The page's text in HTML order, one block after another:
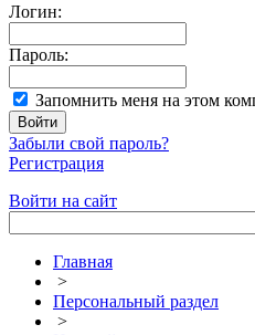
Логин:
Пароль:
Запомнить меня на этом
Забыли свой пароль?
Регистрация
Войти на сайт
Главная
>
Персональный раздел
>